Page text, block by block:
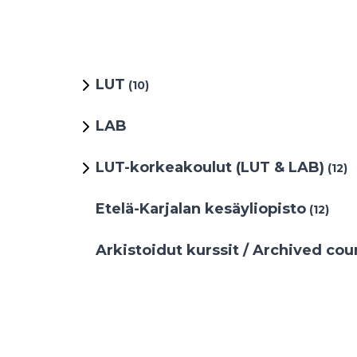
LUT (10)
LAB
LUT-korkeakoulut (LUT & LAB) (12)
Etelä-Karjalan kesäyliopisto (12)
Arkistoidut kurssit / Archived